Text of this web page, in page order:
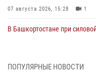
07 августа 2026, 15:28 1
В Башкортостане при
07 августа 2026, 13:30 1
ПОПУЛЯРНЫЕ НОВОСТИ